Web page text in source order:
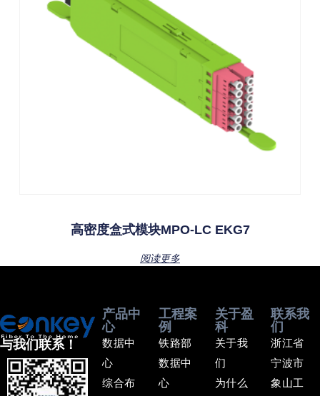
高密度盒式模块MPO-LC EKG7
阅读更多
产品中
心
数据中
心
综合布
工程案
例
铁路部
数据中
心
关于盈
科
关于我
们
为什么
联系我
们
浙江省
宁波市
象山工
与我们联系！